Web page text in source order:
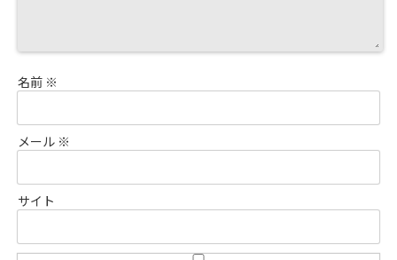
名前 ※
メール ※
サイト